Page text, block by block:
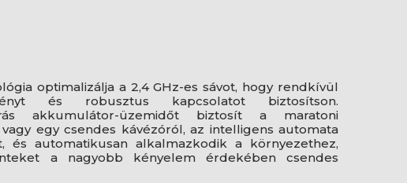
optimalizálja a 2,4 GHz-es sávot, hogy rendkívül
és robusztus kapcsolatot biztosítson.
akkumulátor-üzemidőt biztosít a maratoni
egy csendes kávézóról, az intelligens automata
és automatikusan alkalmazkodik a környezethez,
a nagyobb kényelem érdekében csendes